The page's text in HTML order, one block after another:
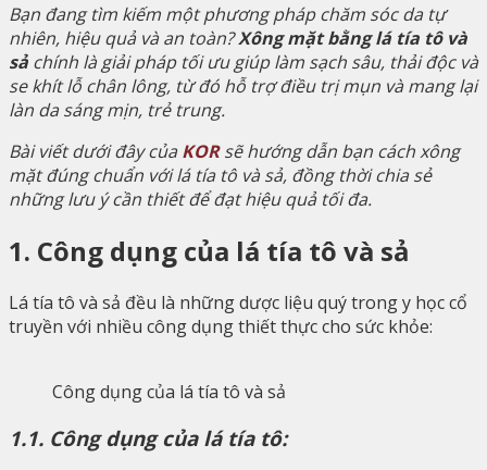
Bạn đang tìm kiếm một phương pháp chăm sóc da tự
nhiên, hiệu quả và an toàn?Xông mặt bằng lá tía tô và
sả chính là giải pháp tối ưu giúp làm sạch sâu, thải độc và
se khít lỗ chân lông, từ đó hỗ trợ điều trị mụn và mang lại
làn da sáng mịn, trẻ trung.
Bài viết dưới đây của KOR sẽ hướng dẫn bạn cách xông
mặt đúng chuẩn với lá tía tô và sả, đồng thời chia sẻ
những lưu ý cần thiết để đạt hiệu quả tối đa.
1. Công dụng của lá tía tô và sả
Lá tía tô và sả đều là những dược liệu quý trong y học cổ
truyền với nhiều công dụng thiết thực cho sức khỏe:
Công dụng của lá tía tô và sả
1.1. Công dụng của lá tía tô: